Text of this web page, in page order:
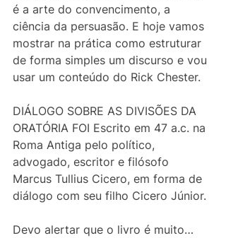
é a arte do convencimento, a
ciência da persuasão. E hoje vamos
mostrar na prática como estruturar
de forma simples um discurso e vou
usar um conteúdo do Rick Chester.
DIÁLOGO SOBRE AS DIVISÕES DA
ORATÓRIA FOI Escrito em 47 a.c. na
Roma Antiga pelo político,
advogado, escritor e filósofo
Marcus Tullius Cicero, em forma de
diálogo com seu filho Cicero Júnior.
Devo alertar que o livro é muito…